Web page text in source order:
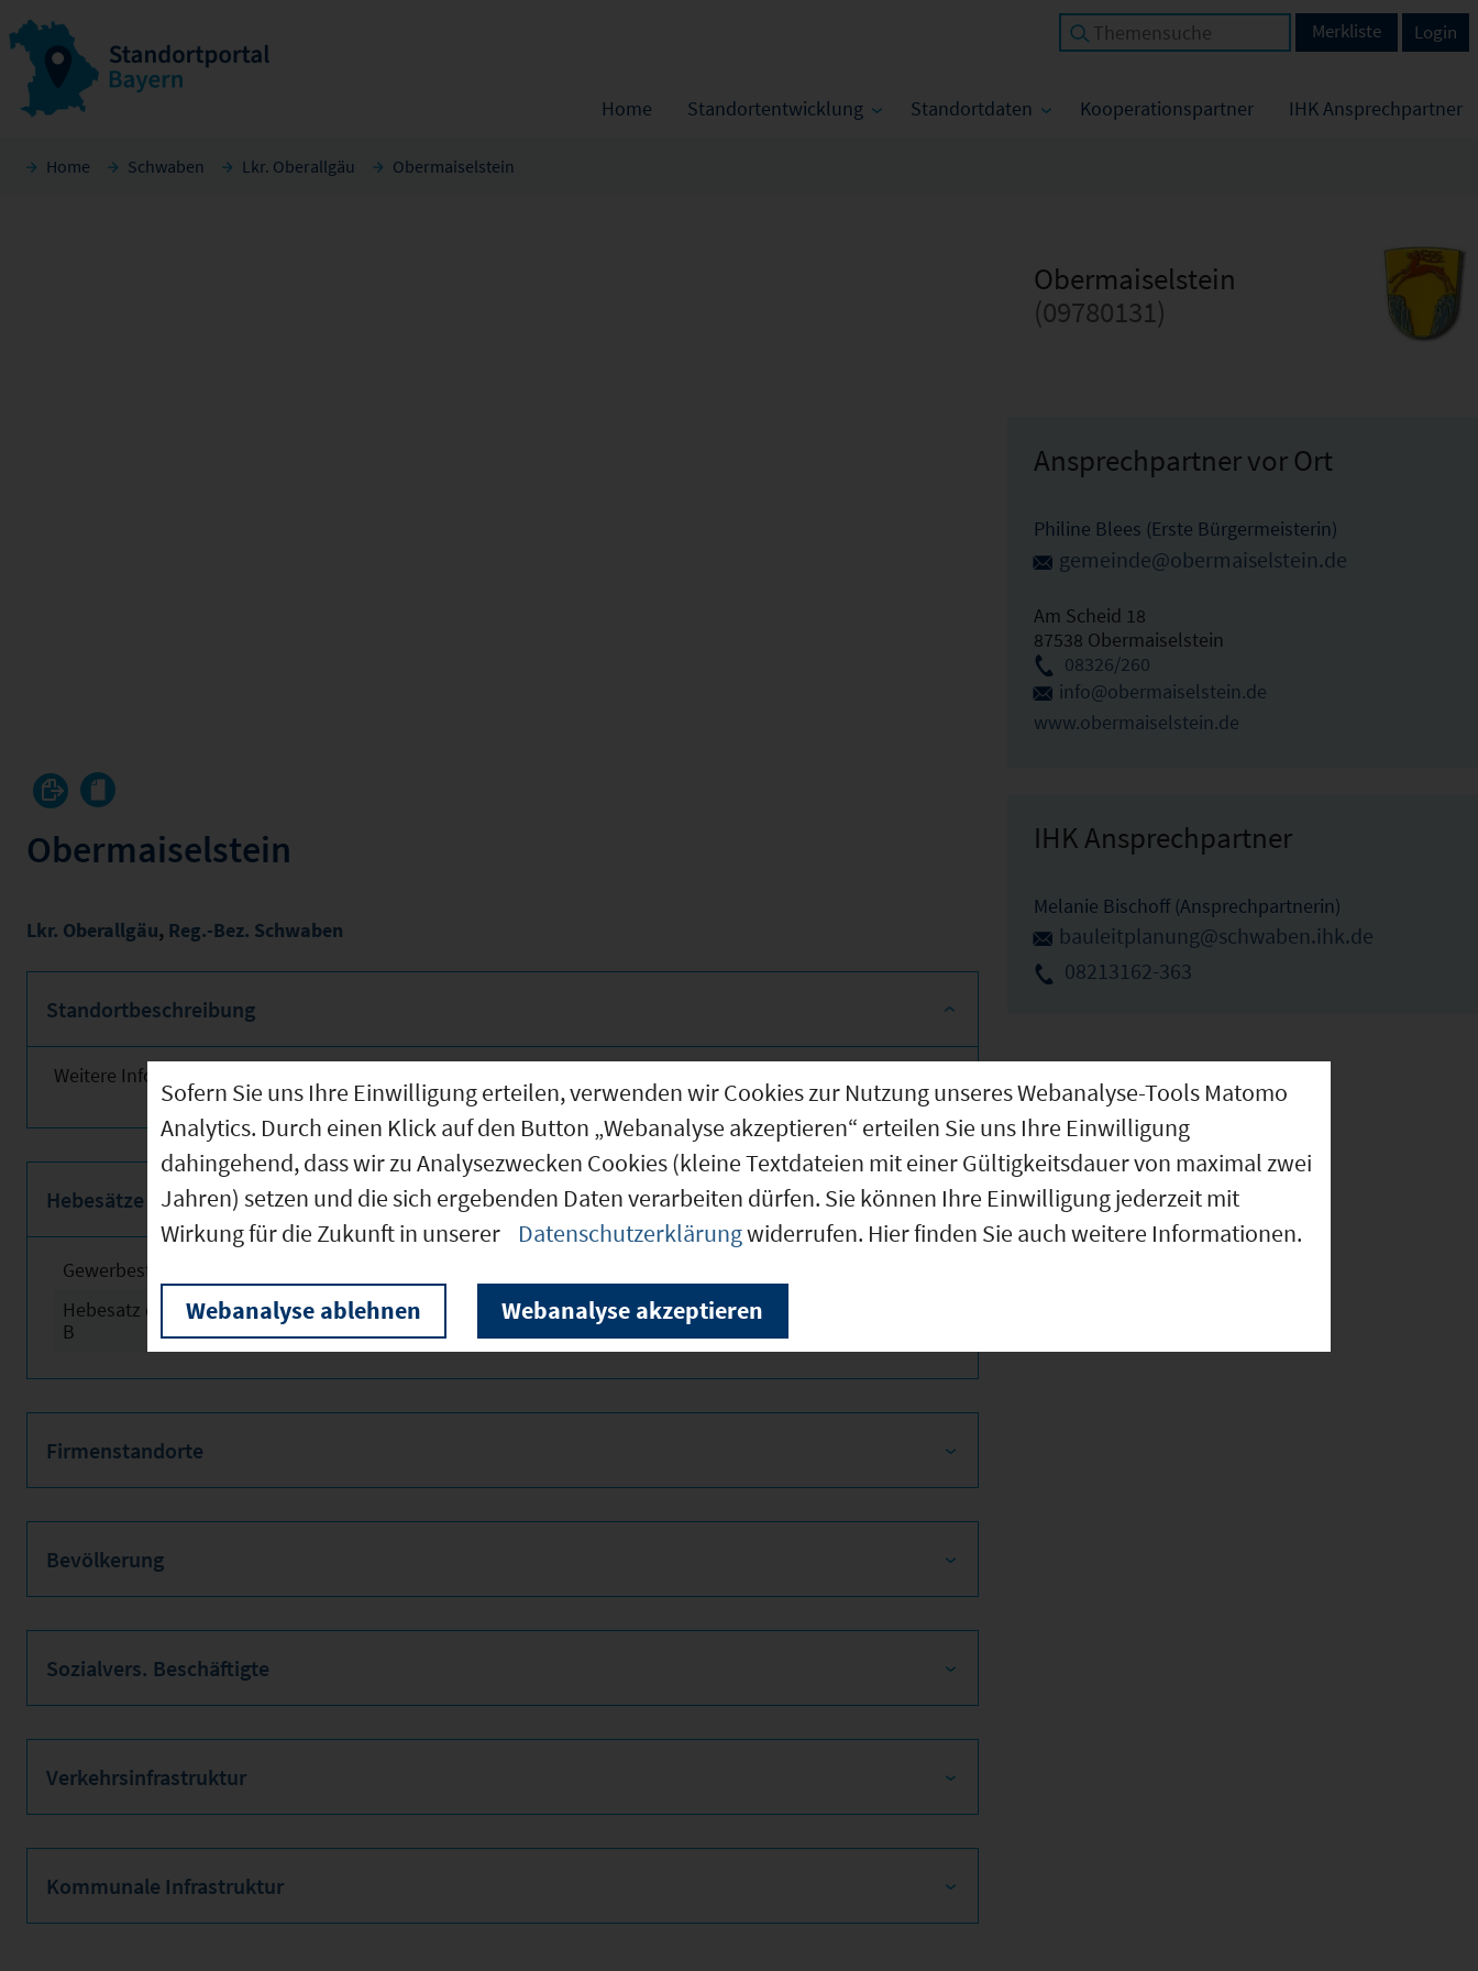
Home Standortentwicklung Standortdaten Kooperationspartner IHK Ansprechpartner
Login
Merkliste
Home Schwaben Lkr. Oberallgäu Obermaiselstein
Obermaiselstein
Lkr. Oberallgäu, Reg.-Bez. Schwaben
Standortbeschreibung
Weitere Informationen finden Sie obenstehend!
Hebesätze
Gewerbesteuerhebesatz
Hebesatz der Grundsteuer
B
2024 380
Firmenstandorte
Bevölkerung
Sozialvers. Beschäftigte
Verkehrsinfrastruktur
Kommunale Infrastruktur
Obermaiselstein
(09780131)
Ansprechpartner vor Ort
Philine Blees (Erste Bürgermeisterin)
gemeinde@obermaiselstein.de
Am Scheid 18
87538 Obermaiselstein
08326/260
info@obermaiselstein.de
www.obermaiselstein.de
IHK Ansprechpartner
Melanie Bischoff (Ansprechpartnerin)
bauleitplanung@schwaben.ihk.de
08213162-363
Sofern Sie uns Ihre Einwilligung erteilen, verwenden wir Cookies zur Nutzung unseres Webanalyse-Tools Matomo
Analytics. Durch einen Klick auf den Button „Webanalyse akzeptieren“ erteilen Sie uns Ihre Einwilligung
dahingehend, dass wir zu Analysezwecken Cookies (kleine Textdateien mit einer Gültigkeitsdauer von maximal zwei
Jahren) setzen und die sich ergebenden Daten verarbeiten dürfen. Sie können Ihre Einwilligung jederzeit mit
Wirkung für die Zukunft in unserer
Datenschutzerklärungwiderrufen. Hier finden Sie auch weitere Informationen.
Webanalyse ablehnen Webanalyse akzeptieren